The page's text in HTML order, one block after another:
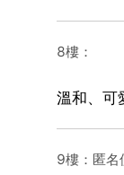
8樓：
溫和、可
9樓：匿名